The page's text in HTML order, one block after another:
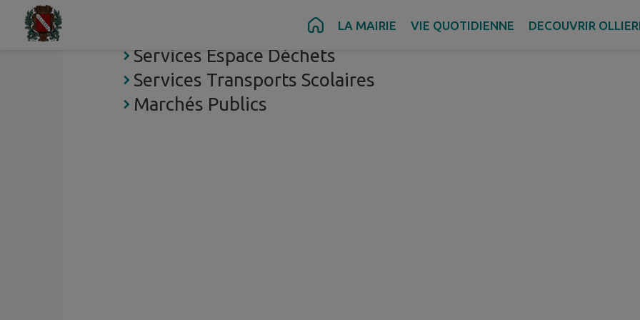
Contenu LA MAIRIE VIE QUOTIDIENNE DECOUVRIR
Services Eau et Assainissement
Services Espace Déchets
Services Transports Scolaires
Marchés Publics